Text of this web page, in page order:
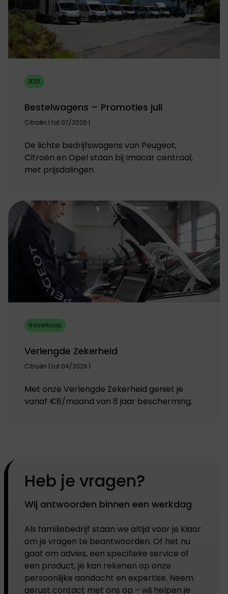
B2B
Bestelwagens – Promoties juli
Citroën | tot 07/2026 |
De lichte bedrijfswagens van Peugeot,
Citroën en Opel staan bij Imacar centraal,
met prijsdalingen
Naverkoop
Verlengde Zekerheid
Citroën | tot 04/2026 |
Met onze Verlengde Zekerheid geniet je
vanaf €8/maand van 8 jaar bescherming.
Heb je vragen?
Wij antwoorden binnen een werkdag
Als familiebedrijf staan we altijd voor je klaar
om je vragen te beantwoorden. Of het nu
gaat om advies, een specifieke service of
een product, je kan rekenen op onze
persoonlijke aandacht en expertise. Neem
gerust contact met ons op – wij helpen je